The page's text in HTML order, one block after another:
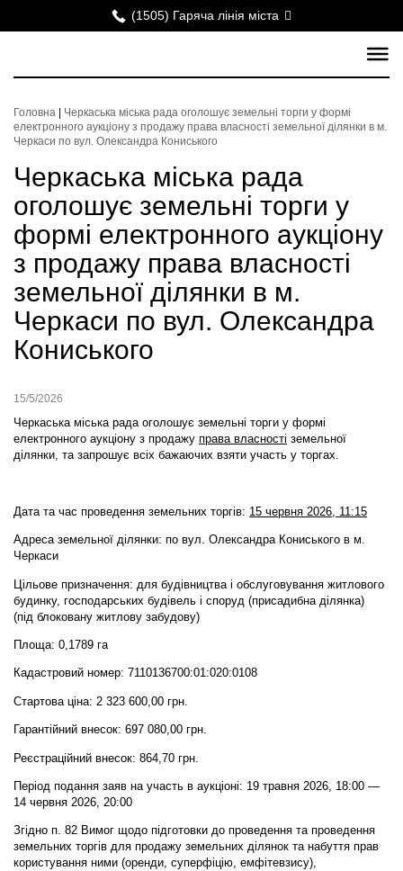
(1505) Гаряча лінія міста
Головна
Черкаська міська рада оголошує земельні торги у формі
електронного аукціону з продажу права власності земельної ділянки в м.
Черкаси по вул. Олександра Кониського
Черкаська міська рада
оголошує земельні торги у
формі електронного аукціону
з продажу права власності
земельної ділянки в м.
Черкаси по вул. Олександра
Кониського
15/5/2026
Черкаська міська рада оголошує земельні торги у формі
електронного аукціону з продажу права власності земельної
ділянки, та запрошує всіх бажаючих взяти участь у торгах.
Дата та час проведення земельних торгів: 15 червня 2026, 11:15
Адреса земельної ділянки: по вул. Олександра Кониського в м.
Черкаси
Цільове призначення: для будівництва і обслуговування житлового
будинку, господарських будівель і споруд (присадибна ділянка)
(під блоковану житлову забудову)
Площа: 0,1789 га
Кадастровий номер: 7110136700:01:020:0108
Стартова ціна: 2 323 600,00 грн.
Гарантійний внесок: 697 080,00 грн.
Реєстраційний внесок: 864,70 грн.
Період подання заяв на участь в аукціоні: 19 травня 2026, 18:00 —
14 червня 2026, 20:00
Згідно п. 82 Вимог щодо підготовки до проведення та проведення
земельних торгів для продажу земельних ділянок та набуття прав
користування ними (оренди, суперфіцію, емфітевзису),